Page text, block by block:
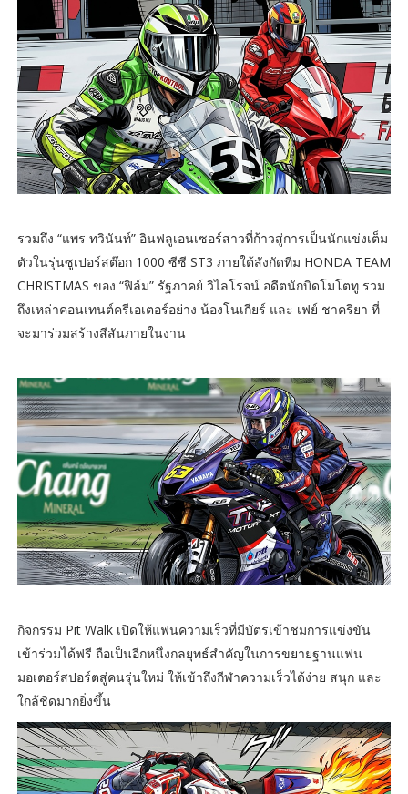
รวมถึง “แพร ทวินันท์” อินฟลูเอนเซอร์สาวที่ก้าวสู่การเป็นนักแข่งเต็ม
ตัวในรุ่นซูเปอร์สต๊อก 1000 ซีซี ST3 ภายใต้สังกัดทีม HONDA TEAM
CHRISTMAS ของ “ฟิล์ม” รัฐภาคย์ วิไลโรจน์ อดีตนักบิดโมโตทู รวม
ถึงเหล่าคอนเทนต์ครีเอเตอร์อย่าง น้องโนเกียร์ และ เฟย์ ชาคริยา ที่
จะมาร่วมสร้างสีสันภายในงาน
กิจกรรม Pit Walk เปิดให้แฟนความเร็วที่มีบัตรเข้าชมการแข่งขัน
เข้าร่วมได้ฟรี ถือเป็นอีกหนึ่งกลยุทธ์สำคัญในการขยายฐานแฟน
มอเตอร์สปอร์ตสู่คนรุ่นใหม่ ให้เข้าถึงกีฬาความเร็วได้ง่าย สนุก และ
ใกล้ชิดมากยิ่งขึ้น